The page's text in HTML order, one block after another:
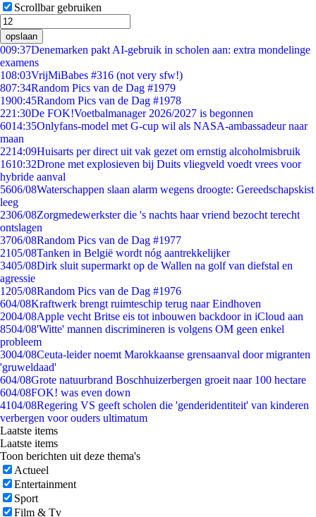
Scrollbar gebruiken
opslaan
009:37Denemarken pakt AI-gebruik in scholen aan: extra mondelinge
examens
108:03VrijMiBabes #316 (not very sfw!)
807:34Random Pics van de Dag #1979
1900:45Random Pics van de Dag #1978
221:30De FOK!Voetbalmanager 2026/2027 is begonnen
6014:35Onlyfans-model met G-cup wil als NASA-ambassadeur naar
maan
2214:09Huisarts per direct uit vak gezet om ernstig alcoholmisbruik
1610:32Drone met explosieven bij Duits vliegveld voedt vrees voor
hybride aanval
5606/08Waterschappen slaan alarm wegens droogte: Gereedschapskist
leeg
2306/08Zorgmedewerkster die 's nachts haar vriend bezocht terecht
ontslagen
3706/08Random Pics van de Dag #1977
2105/08Tanken in België wordt nóg aantrekkelijker
3405/08Dirk sluit supermarkt op de Wallen na golf van diefstal en
agressie
1205/08Random Pics van de Dag #1976
604/08Kraftwerk brengt ruimteschip terug naar Eindhoven
2004/08Apple vecht Britse eis tot inbouwen backdoor in iCloud aan
8504/08'Witte' mannen discrimineren is volgens OM geen enkel
probleem
3004/08Ceuta-leider noemt Marokkaanse grensaanval door migranten
'gruweldaad'
604/08Grote natuurbrand Boschhuizerbergen groeit naar 100 hectare
604/08FOK! was even down
4104/08Regering VS geeft scholen die 'genderidentiteit' van kinderen
verbergen voor ouders ultimatum
Laatste items
Laatste items
Toon berichten uit deze thema's
Actueel
Entertainment
Sport
Film & Tv